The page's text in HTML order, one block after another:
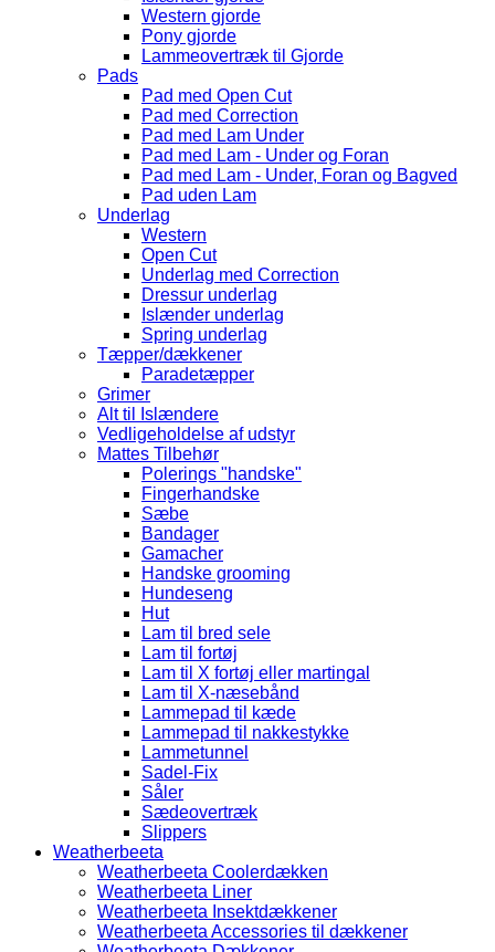
Western gjorde
Pony gjorde
Lammeovertræk til Gjorde
Pads
Pad med Open Cut
Pad med Correction
Pad med Lam Under
Pad med Lam - Under og Foran
Pad med Lam - Under, Foran og Bagved
Pad uden Lam
Underlag
Western
Open Cut
Underlag med Correction
Dressur underlag
Islænder underlag
Spring underlag
Tæpper/dækkener
Paradetæpper
Grimer
Alt til Islændere
Vedligeholdelse af udstyr
Mattes Tilbehør
Polerings "handske"
Fingerhandske
Sæbe
Bandager
Gamacher
Handske grooming
Hundeseng
Hut
Lam til bred sele
Lam til fortøj
Lam til X fortøj eller martingal
Lam til X-næsebånd
Lammepad til kæde
Lammepad til nakkestykke
Lammetunnel
Sadel-Fix
Såler
Sædeovertræk
Slippers
Weatherbeeta
Weatherbeeta Coolerdækken
Weatherbeeta Liner
Weatherbeeta Insektdækkener
Weatherbeeta Accessories til dækkener